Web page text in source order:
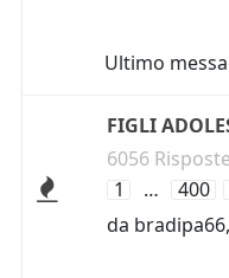
Ultimo
FIGLI
6056
1
… 400
da bradipa66,